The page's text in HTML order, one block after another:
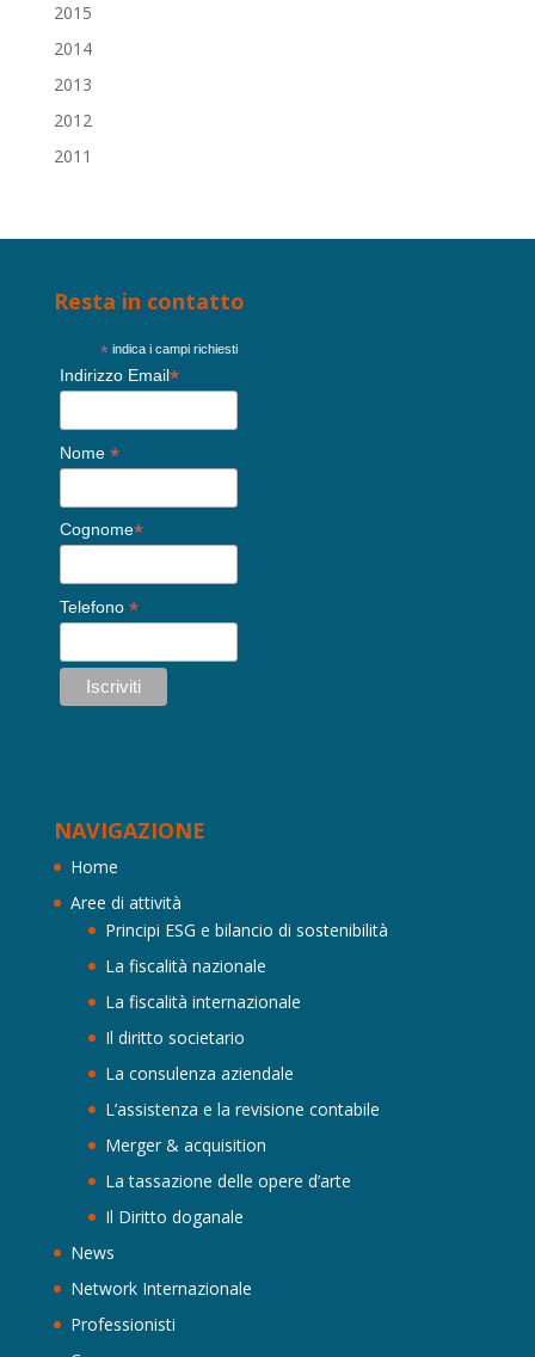
2015
2014
2013
2012
2011
Resta in contatto
*indica i campi richiesti
Indirizzo Email*
Nome *
Cognome*
Telefono *
NAVIGAZIONE
Home
Aree di attività
Principi ESG e bilancio di sostenibilità
La fiscalità nazionale
La fiscalità internazionale
Il diritto societario
La consulenza aziendale
L’assistenza e la revisione contabile
Merger & acquisition
La tassazione delle opere d’arte
Il Diritto doganale
News
Network Internazionale
Professionisti